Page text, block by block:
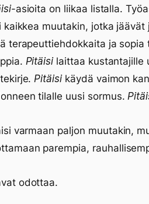
-asioita on liikaa listalla.
kaikkea muutakin, jotka
terapeuttiehdokkaita ja
Pitäisilaittaa kustantajille
Pitäisikäydä vaimon
tilalle uusi sormus.
varmaan paljon muutakin,
parempia,
odottaa.